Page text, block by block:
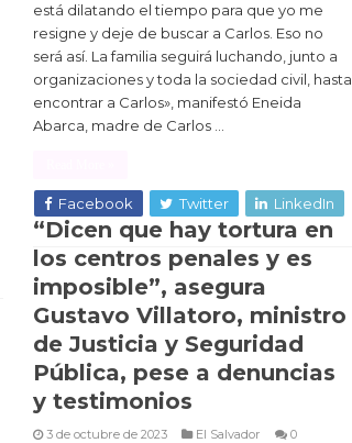
está dilatando el tiempo para que yo me
resigne y deje de buscar a Carlos. Eso no
será así. La familia seguirá luchando, junto a
organizaciones y toda la sociedad civil, hasta
encontrar a Carlos», manifestó Eneida
Abarca, madre de Carlos …
Facebook Twitter LinkedIn
“Dicen que hay tortura en
los centros penales y es
imposible”, asegura
Gustavo Villatoro, ministro
de Justicia y Seguridad
Pública, pese a denuncias
y testimonios
3 de octubre de 2023 El Salvador 0